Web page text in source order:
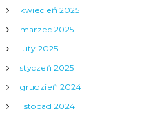
kwiecień 2025
marzec 2025
luty 2025
styczeń 2025
grudzień 2024
listopad 2024